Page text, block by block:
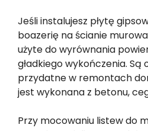
Jeśli instalujesz płytę
boazerię na ścianie
użyte do wyrównania
gładkiego wykończenia. Są
przydatne w remontach
jest wykonana z betonu,
Przy mocowaniu listew do